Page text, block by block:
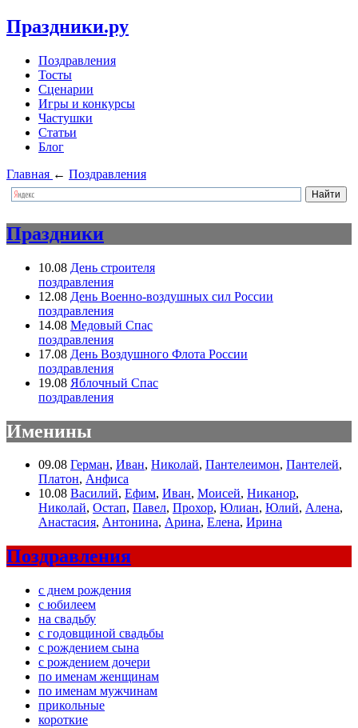
Праздники.ру
Поздравления
Тосты
Сценарии
Игры и конкурсы
Частушки
Статьи
Блог
Главная ← Поздравления
Праздники
10.08 День строителя
поздравления
12.08 День Военно-воздушных сил России
поздравления
14.08 Медовый Спас
поздравления
17.08 День Воздушного Флота России
поздравления
19.08 Яблочный Спас
поздравления
Именины
09.08 Герман, Иван, Николай, Пантелеимон, Пантелей,
Платон, Анфиса
10.08 Василий, Ефим, Иван, Моисей, Никанор,
Николай, Остап, Павел, Прохор, Юлиан, Юлий, Алена,
Анастасия, Антонина, Арина, Елена, Ирина
Поздравления
с днем рождения
с юбилеем
на свадьбу
с годовщиной свадьбы
с рождением сына
с рождением дочери
по именам женщинам
по именам мужчинам
прикольные
короткие